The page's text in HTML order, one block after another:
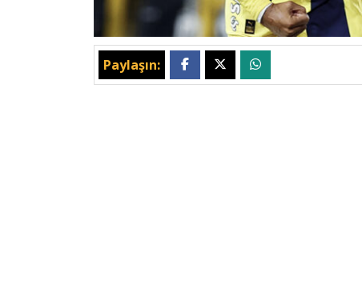
Paylaşın: